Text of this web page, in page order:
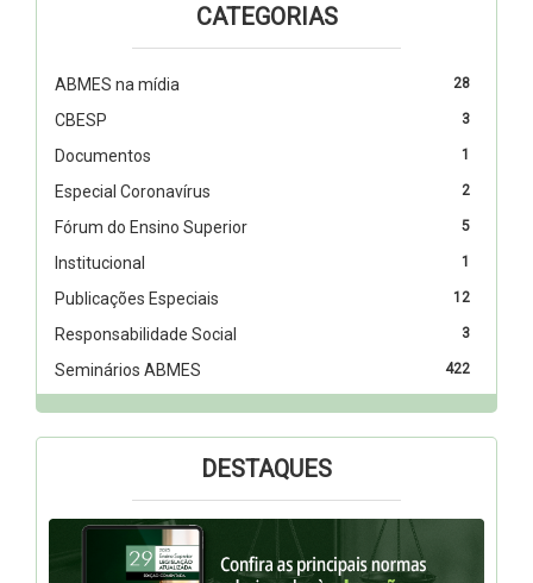
CATEGORIAS
28
ABMES na mídia
3
CBESP
1
Documentos
2
Especial Coronavírus
5
Fórum do Ensino Superior
1
Institucional
12
Publicações Especiais
3
Responsabilidade Social
422
Seminários ABMES
DESTAQUES